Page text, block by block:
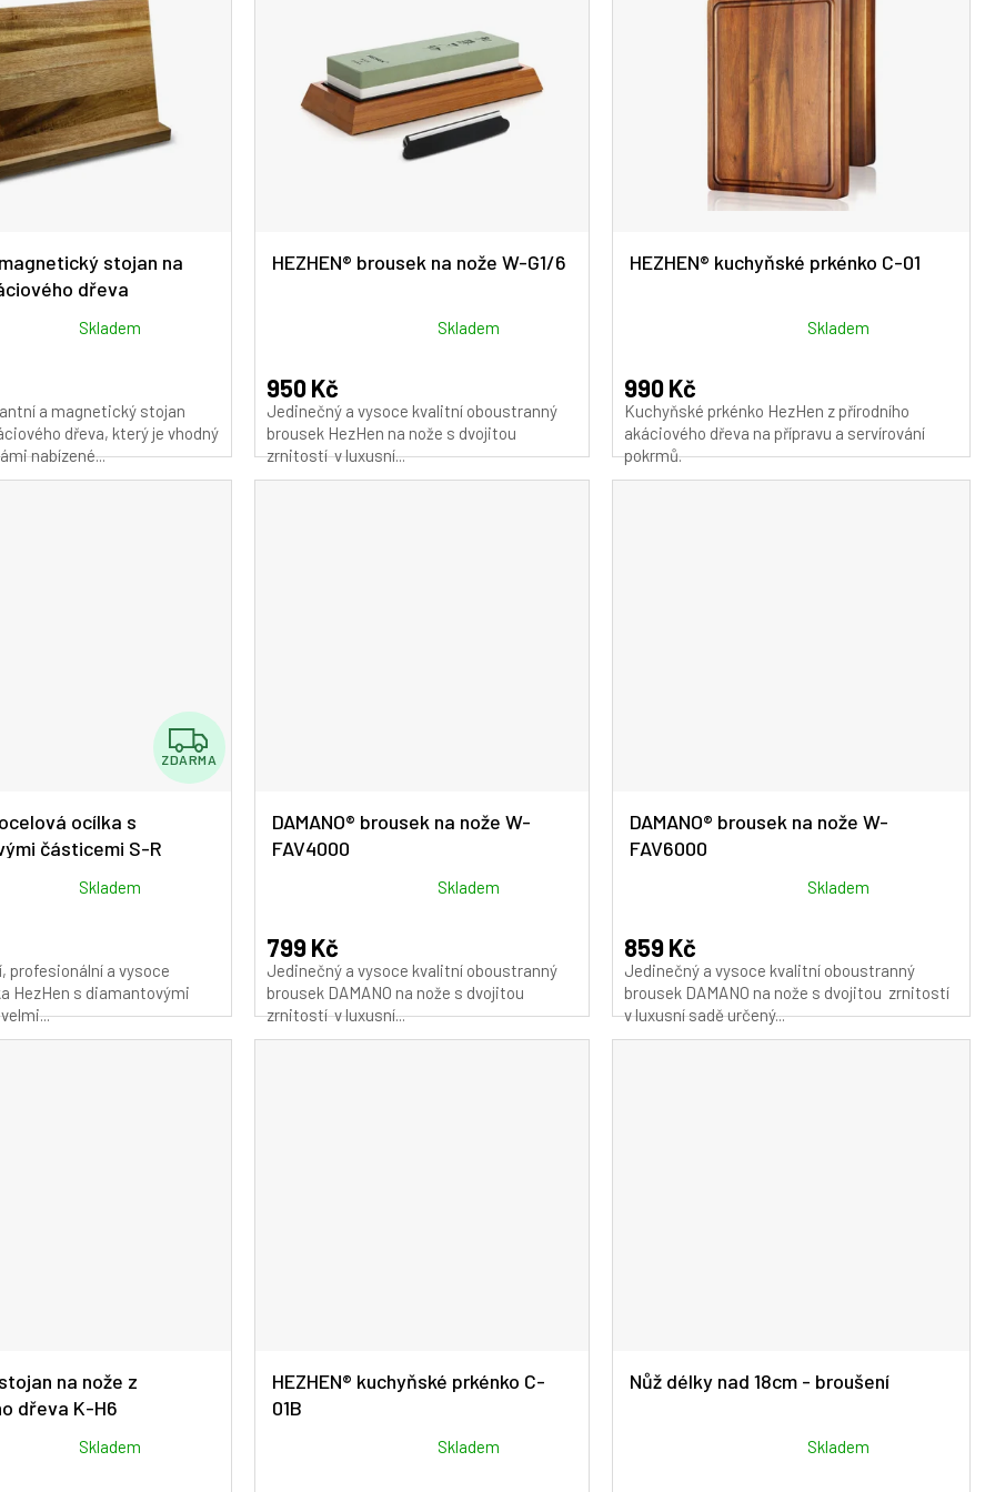
magnetický stojan na
dřeva
Skladem
a magnetický stojan
dřeva, který je vhodný
nabízené...
HEZHEN® brousek na nože W-G1/6
produktu
je
z
Skladem
950 Kč
Jedinečný a vysoce kvalitní oboustranný
brousek HezHen na nože s dvojitou
zrnitostí v luxusní...
HEZHEN® kuchyňské prkénko C-01
produktu
je
5,0
z
Skladem
990 Kč
Kuchyňské prkénko HezHen z přírodního
akáciového dřeva na přípravu a servírování
pokrmů.
Z
D
ZDARMA
ocílka s
částicemi S-R
Skladem
profesionální a vysoce
HezHen s diamantovými
DAMANO® brousek na nože W-
FAV4000
produktu
je
z
Skladem
799 Kč
Jedinečný a vysoce kvalitní oboustranný
brousek DAMANO na nože s dvojitou
zrnitostí v luxusní...
DAMANO® brousek na nože W-
FAV6000
produktu
je
z
Skladem
859 Kč
Jedinečný a vysoce kvalitní oboustranný
brousek DAMANO na nože s dvojitou zrnitostí
v luxusní sadě určený...
na nože z
dřeva K-H6
Skladem
HEZHEN® kuchyňské prkénko C-
01B
Skladem
Nůž délky nad 18cm - broušení
Skladem